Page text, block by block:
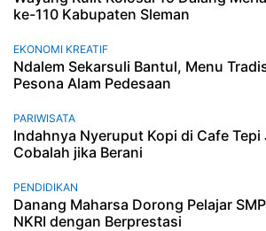
ke-110 Kabupaten Sleman
EKONOMI KREATIF
Ndalem Sekarsuli Bantul, Menu
Pesona Alam Pedesaan
PARIWISATA
Indahnya Nyeruput Kopi di Cafe Tepi
Cobalah jika Berani
PENDIDIKAN
Danang Maharsa Dorong Pelajar
NKRI dengan Berprestasi